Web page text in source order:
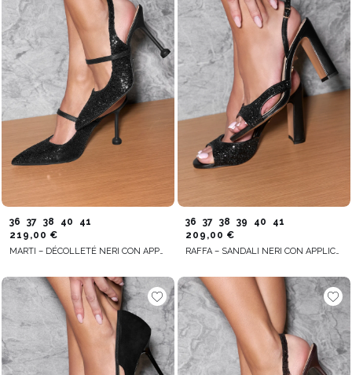
36 37 38 40
41
219,00 €
MARTI – DÉCOLLETÉ NERI CON APPLICAZIONE GLITTERATA
36 37 38 39 40
41
209,00 €
RAFFA – SANDALI NERI CON APPLICAZIONE GLITTERATA